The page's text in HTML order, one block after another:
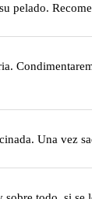
pelado.
Una